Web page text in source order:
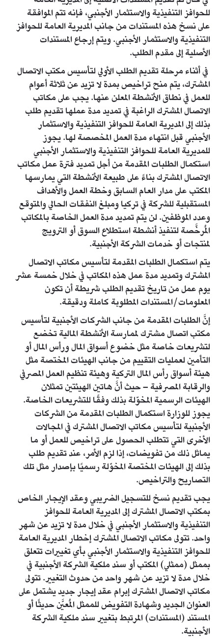
للحوافز التنفيذية والاستثمار الأجنبي، فإنه تتم الموافقة
على نسخ هذه المستندات من جانب المديرية العامة للحوافز
التنفيذية والاستثمار الأجنبي. ويتم إرجاع المستندات
الأصلية إلى مقدم الطلب.
في أثناء مرحلة تقديم الطلب الأولي لتأسيس مكتب الاتصال
المشترك، يتم منح تراخيص بمدة لا تزيد عن ثلاثة أعوام
للعمل في نطاق الأنشطة المعلن عنها. يجب على مكاتب
الاتصال المشترك الراغبة في تمديد مدة عملها تقديم طلب
بذلك إلى المديرية العامة للحوافز التنفيذية والاستثمار
الأجنبي قبل انتهاء مدة العمل المخصصة لها. يجوز
للمديرية العامة للحوافز التنفيذية والاستثمار الأجنبي
استكمال الطلبات المقدمة من أجل تمديد فترة عمل مكاتب
الاتصال المشترك بناءً على طبيعة الأنشطة التي يمارسها
المكتب على مدار العام السابق وخطة العمل والأهداف
المستقبلية للشركة في تركيا ومبلغ النفقات الحالي والمتوقع
وعدد الموظفين. لن يتم تمديد مدة العمل الخاصة بالمكاتب
المُرخَّصة لتنفيذ أنشطة استطلاع السوق أو الترويج
لمنتجات أو خدمات الشركة الأجنبية.
يتم استكمال الطلبات المقدمة لتأسيس مكاتب الاتصال
المشترك وتمديد مدة عمل هذه المكاتب في خلال خمسة عشر
يوم عمل من تاريخ تقديم الطلب شريطة أن تكون
المعلومات/المستندات المطلوبة كاملة ودقيقة.
إنَّ الطلبات المقدمة من جانب الشركات الأجنبية لتأسيس
مكتب اتصال مشترك لممارسة الأنشطة المالية تخضع
لتشريعات خاصة مثل خضوع أسواق المال ورأس المال أو
التأمين لعمليات التقييم من جانب الهيئات المختصة مثل
هيئة أسواق رأس المال التركية وهيئة تنظيم العمل المصرفي
والرقابة المصرفية – حيث أنَّ هاتين الهيئتين تمثلان
الهيئات الرسمية المخوّلة بذلك وفقًا للتشريعات الخاصة.
يجوز للوزارة استكمال الطلبات المقدمة من الشركات
الأجنبية لتأسيس مكاتب الاتصال المشترك في المجالات
الأخرى التي تتطلب الحصول على تراخيص للعمل أو ما
يماثل ذلك من تفويضات، إذا لزم الأمر، عند تقديم طلب
بذلك إلى الهيئات المختصة المخوّلة رسميًا بإصدار مثل تلك
التصاريح والتراخيص.
يجب تقديم نسخ للتسجيل الضريبي وعقد الإيجار الخاص
بمكتب الاتصال المشترك إلى المديرية العامة للحوافز
التنفيذية والاستثمار الأجنبي في خلال مدة لا تزيد عن شهر
واحد. تتولى مكاتب الاتصال المشترك إخطار المديرية العامة
للحوافز التنفيذية والاستثمار الأجنبي بأي تغييرات تتعلق
بممثل (ممثلي) المكتب أو سند ملكية الشركة الأجنبية في
خلال مدة لا تزيد عن شهر واحد من حدوث التغيير. تتولى
مكاتب الاتصال المشترك إبرام عقد إيجار جديد يشتمل على
العنوان الجديد وشهادة التفويض للممثل المُعيَّن حديثًا أو
المستند (المستندات) المرتبط بتغيير سند ملكية الشركة
الأجنبية.